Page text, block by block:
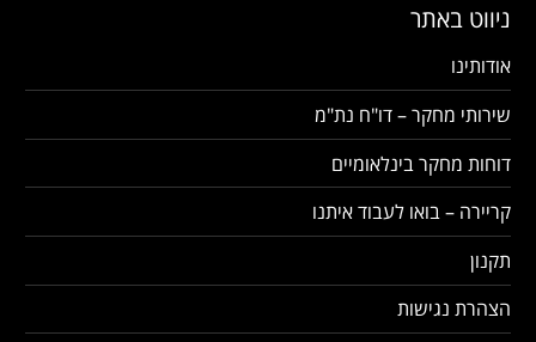
ניווט באתר
אודותינו
שירותי מחקר – דו"ח נת"מ
דוחות מחקר בינלאומיים
קריירה – בואו לעבוד איתנו
תקנון
הצהרת נגישות